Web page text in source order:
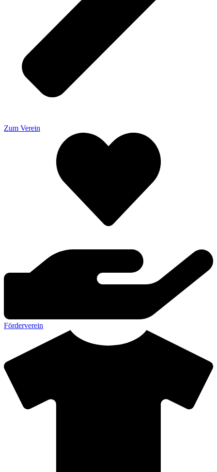
Zum Verein
Förderverein